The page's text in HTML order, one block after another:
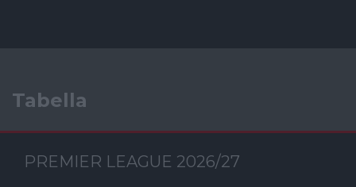
Tabella
PREMIER LEAGUE 2026/27